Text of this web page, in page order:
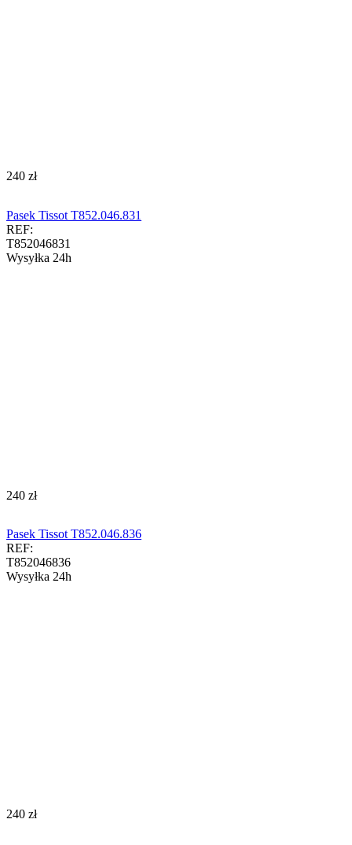
‍240‍ zł
Pasek Tissot T852.046.831
REF:
T852046831
Wysyłka 24h
‍240‍ zł
Pasek Tissot T852.046.836
REF:
T852046836
Wysyłka 24h
‍240‍ zł